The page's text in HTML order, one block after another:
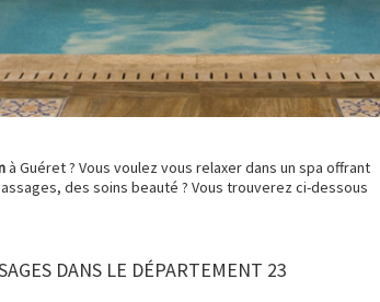
à Guéret ? Vous voulez vous relaxer dans un spa offrant
des soins beauté ? Vous trouverez ci-dessous
DANS LE DÉPARTEMENT 23